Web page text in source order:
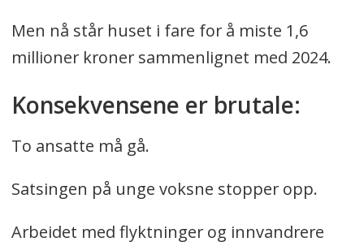
Men nå står huset i fare for å miste 1,6
millioner kroner sammenlignet med 2024.
Konsekvensene er brutale:
To ansatte må gå.
Satsingen på unge voksne stopper opp.
Arbeidet med flyktninger og innvandrere